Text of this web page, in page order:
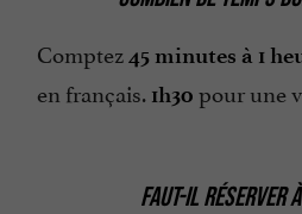
Comptez45 minutes à 1
en français. 1h30 pour une
FAUT-IL RÉSERVER